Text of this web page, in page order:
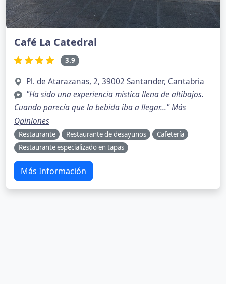
Café La Catedral
3.9
Pl. de Atarazanas, 2, 39002 Santander, Cantabria
"Ha sido una experiencia mística llena de altibajos.
Cuando parecía que la bebida iba a llegar..."Más
Opiniones
Restaurante Restaurante de desayunos
Cafetería
Restaurante especializado en tapas
Más Información